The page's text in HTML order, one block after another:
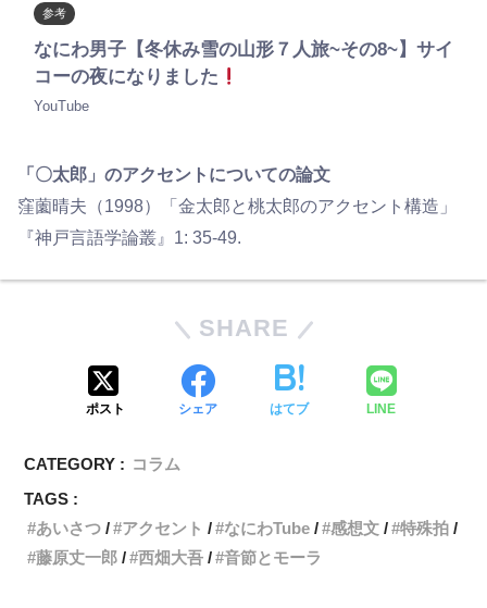
参考
なにわ男子【冬休み雪の山形７人旅~その8~】サイ
コーの夜になりました
YouTube
「〇太郎」のアクセントについての論文
窪薗晴夫（1998）「金太郎と桃太郎のアクセント構造」
『神戸言語学論叢』1: 35-49.
SHARE
ポスト シェア はてブ LINE
CATEGORY : コラム
TAGS :
あいさつ
アクセント なにわTube 感想文
特殊拍
藤原丈一郎
西畑大吾 音節とモーラ